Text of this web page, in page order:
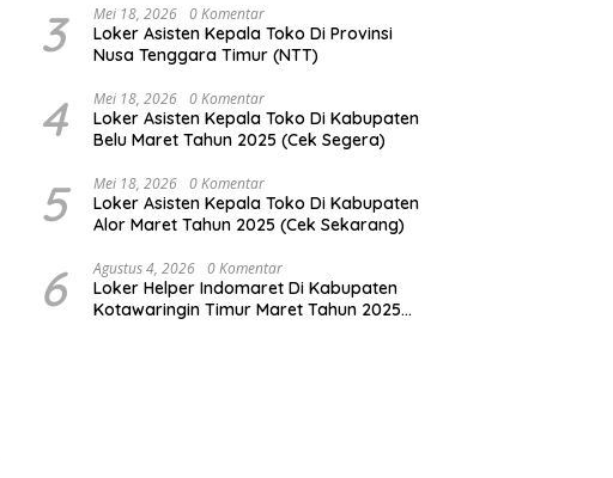
3 Mei 18, 2026 0 Komentar
Loker Asisten Kepala Toko Di Provinsi
Nusa Tenggara Timur (NTT)
4 Mei 18, 2026 0 Komentar
Loker Asisten Kepala Toko Di Kabupaten
Belu Maret Tahun 2025 (Cek Segera)
5 Mei 18, 2026 0 Komentar
Loker Asisten Kepala Toko Di Kabupaten
Alor Maret Tahun 2025 (Cek Sekarang)
6 Agustus 4, 2026 0 Komentar
Loker Helper Indomaret Di Kabupaten
Kotawaringin Timur Maret Tahun 2025